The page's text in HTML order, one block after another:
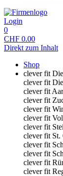
Login
0
CHF 0.00
Direkt zum Inhalt
Shop
clever fit
clever fit
clever fit
clever fit
clever fit
clever fit
clever fit
clever fit St.
clever fit
clever fit
clever fit
clever fit